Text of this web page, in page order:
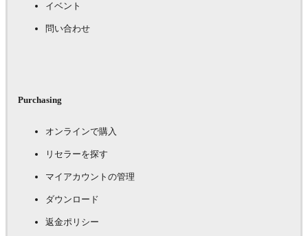
イベント
問い合わせ
Purchasing
オンラインで購入
リセラーを探す
マイアカウントの管理
ダウンロード
返金ポリシー